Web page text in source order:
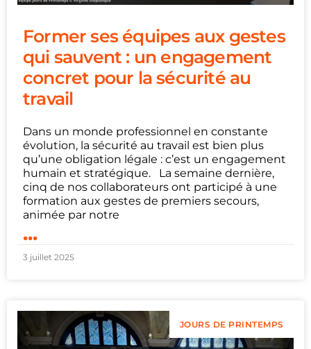
Former ses équipes aux gestes
qui sauvent : un engagement
concret pour la sécurité au
travail
Dans un monde professionnel en constante
évolution, la sécurité au travail est bien plus
qu’une obligation légale : c’est un engagement
humain et stratégique. La semaine dernière,
cinq de nos collaborateurs ont participé à une
formation aux gestes de premiers secours,
animée par notre
...
3 juillet 2025
JOURS DE PRINTEMPS